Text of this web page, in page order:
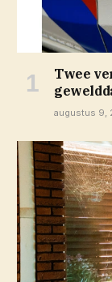
Twee
augustus 9,